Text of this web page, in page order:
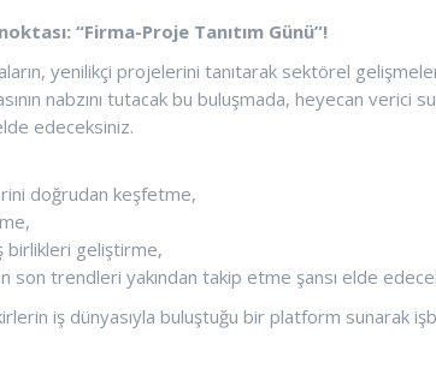
“Firma-Proje Tanıtım Günü”!
yenilikçi projelerini tanıtarak sektörel
nabzını tutacak bu buluşmada, heyecan verici
edeceksiniz.
doğrudan keşfetme,
birlikleri geliştirme,
son trendleri yakından takip etme şansı elde
iş dünyasıyla buluştuğu bir platform sunarak